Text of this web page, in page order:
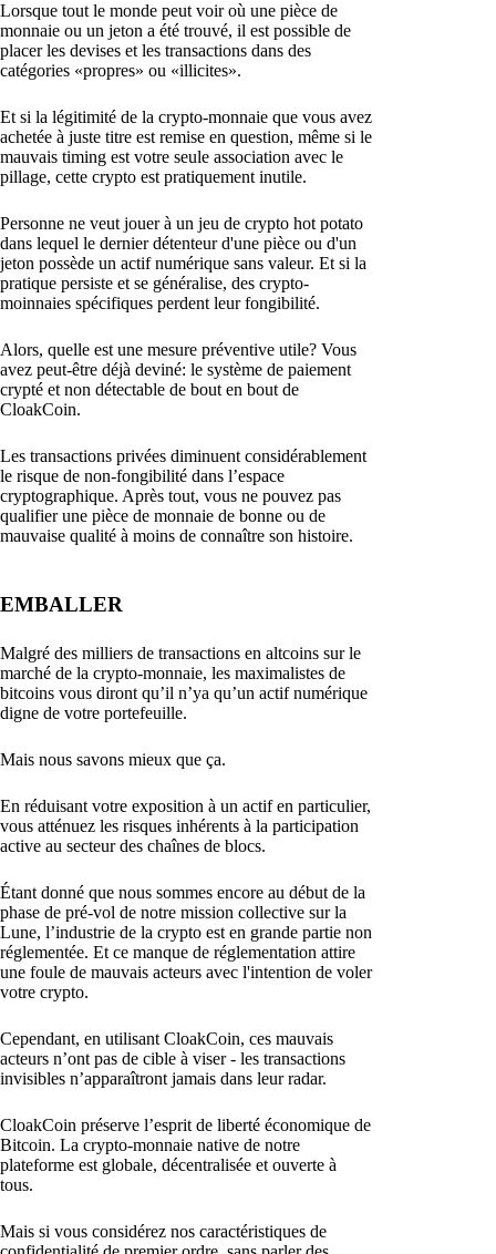
Lorsque tout le monde peut voir où une pièce de
monnaie ou un jeton a été trouvé, il est possible de
placer les devises et les transactions dans des
catégories «propres» ou «illicites».
Et si la légitimité de la crypto-monnaie que vous avez
achetée à juste titre est remise en question, même si le
mauvais timing est votre seule association avec le
pillage, cette crypto est pratiquement inutile.
Personne ne veut jouer à un jeu de crypto hot potato
dans lequel le dernier détenteur d'une pièce ou d'un
jeton possède un actif numérique sans valeur. Et si la
pratique persiste et se généralise, des crypto-
moinnaies spécifiques perdent leur fongibilité.
Alors, quelle est une mesure préventive utile? Vous
avez peut-être déjà deviné: le système de paiement
crypté et non détectable de bout en bout de
CloakCoin.
Les transactions privées diminuent considérablement
le risque de non-fongibilité dans l’espace
cryptographique. Après tout, vous ne pouvez pas
qualifier une pièce de monnaie de bonne ou de
mauvaise qualité à moins de connaître son histoire.
EMBALLER
Malgré des milliers de transactions en altcoins sur le
marché de la crypto-monnaie, les maximalistes de
bitcoins vous diront qu’il n’ya qu’un actif numérique
digne de votre portefeuille.
Mais nous savons mieux que ça.
En réduisant votre exposition à un actif en particulier,
vous atténuez les risques inhérents à la participation
active au secteur des chaînes de blocs.
Étant donné que nous sommes encore au début de la
phase de pré-vol de notre mission collective sur la
Lune, l’industrie de la crypto est en grande partie non
réglementée. Et ce manque de réglementation attire
une foule de mauvais acteurs avec l'intention de voler
votre crypto.
Cependant, en utilisant CloakCoin, ces mauvais
acteurs n’ont pas de cible à viser - les transactions
invisibles n’apparaîtront jamais dans leur radar.
CloakCoin préserve l’esprit de liberté économique de
Bitcoin. La crypto-monnaie native de notre
plateforme est globale, décentralisée et ouverte à
tous.
Mais si vous considérez nos caractéristiques de